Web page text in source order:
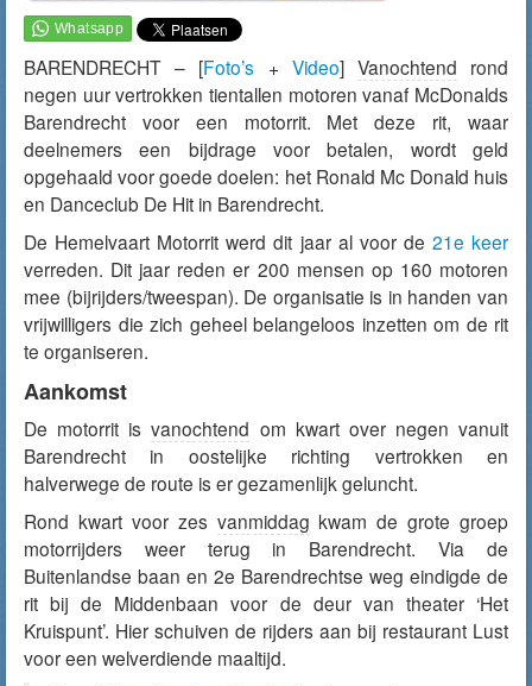
BARENDRECHT – [Foto’s + Video] Vanochtend rond
negen uur vertrokken tientallen motoren vanaf McDonalds
Barendrecht voor een motorrit. Met deze rit, waar
deelnemers een bijdrage voor betalen, wordt geld
opgehaald voor goede doelen: het Ronald Mc Donald huis
en Danceclub De Hit in Barendrecht.
De Hemelvaart Motorrit werd dit jaar al voor de 21e keer
verreden. Dit jaar reden er 200 mensen op 160 motoren
mee (bijrijders/tweespan). De organisatie is in handen van
vrijwilligers die zich geheel belangeloos inzetten om de rit
te organiseren.
Aankomst
De motorrit isvanochtend om kwart over negen vanuit
Barendrecht in oostelijke richting vertrokken en
halverwege de route is er gezamenlijk geluncht.
Rond kwart voor zes vanmiddag kwam de grote groep
motorrijders weer terug in Barendrecht. Via de
Buitenlandse baan en 2e Barendrechtse weg eindigde de
rit bij de Middenbaan voor de deur van theater ‘Het
Kruispunt’. Hier schuiven de rijders aan bij restaurant Lust
voor een welverdiende maaltijd.